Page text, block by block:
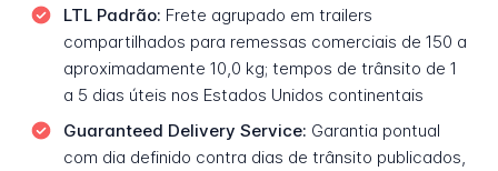
LTL Padrão: Frete agrupado em trailers
compartilhados para remessas comerciais de 150 a
aproximadamente 10,0 kg; tempos de trânsito de 1
a 5 dias úteis nos Estados Unidos continentais
Guaranteed Delivery Service: Garantia pontual
com dia definido contra dias de trânsito publicados,